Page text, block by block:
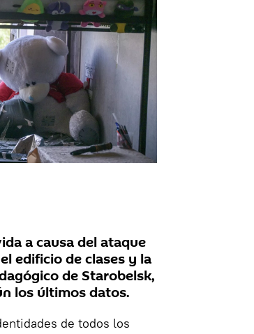
a causa del ataque
edificio de clases y la
de Starobelsk,
los últimos datos.
de todos los